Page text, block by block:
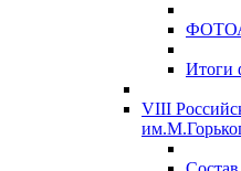
Итоги
VIII